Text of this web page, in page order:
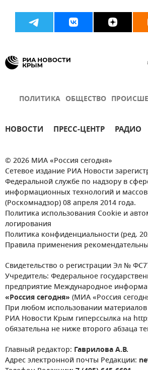
ПОЛИТИКА ОБЩЕСТВО
НОВОСТИ ПРЕСС-ЦЕНТР РАДИО
© 2026 МИА «Россия сегодня»
Сетевое издание РИА Новости
Федеральной службе по надзору в
информационных технологий и
(Роскомнадзор) 08 апреля 2014 года.
Политика использования Cookie и
логирования
Политика конфиденциальности (ред.
Правила применения
Свидетельство о регистрации Эл №
Учредитель: Федеральное
предприятие Международное
«Россия сегодня» (МИА «Россия
При любом использовании материалов
РИА Новости Крым гиперссылка на
обязательна не ниже второго абзаца
Главный редактор: Гаврилова А.В.
Адрес электронной почты Редакции: